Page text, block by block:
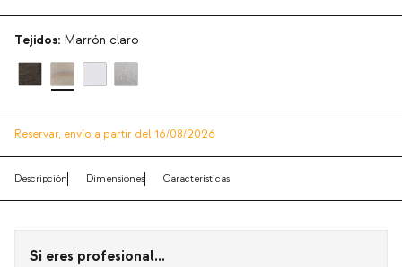
Tejidos: Marrón claro
Reservar, envío a partir del 16/08/2026
Descripción Dimensiones Características
Si eres profesional...